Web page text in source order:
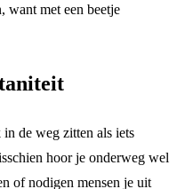
want met een beetje
de weg zitten als iets
hoor je onderweg wel
of nodigen mensen je uit